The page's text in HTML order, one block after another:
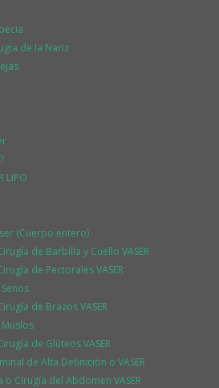
de la Nariz
LIPO
(Cuerpo entero)
de Barbilla y Cuello VASER
de Pectorales VASER
de Brazos VASER
de Glúteos VASER
de Alta Definición o VASER
Cirugía del Abdomen VASER